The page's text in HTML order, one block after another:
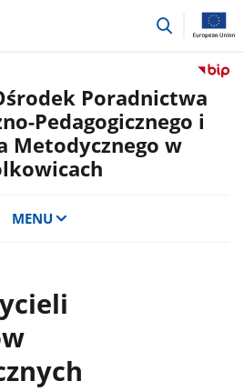
przejdź
Przejdź
do
Poradnictwa
Pedagogicznego i
Metodycznego w
MENU